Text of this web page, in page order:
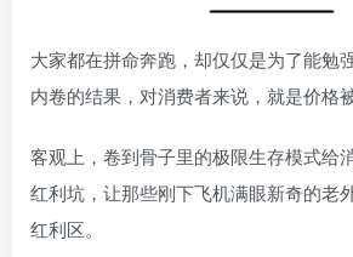
大家都在拼命奔跑，却仅仅是为了能勉
内卷的结果，对消费者来说，就是价格
客观上，卷到骨子里的极限生存模式给
红利坑，让那些刚下飞机满眼新奇的老
红利区。